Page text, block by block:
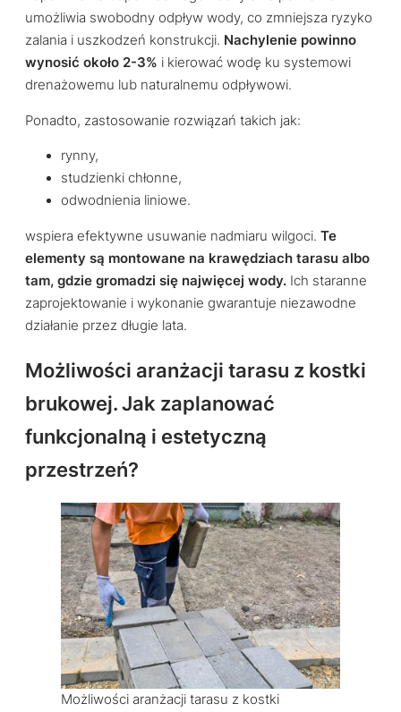
umożliwia swobodny odpływ wody, co zmniejsza ryzyko
zalania i uszkodzeń konstrukcji. Nachylenie powinno
wynosić około 2-3% i kierować wodę ku systemowi
drenażowemu lub naturalnemu odpływowi.
Ponadto, zastosowanie rozwiązań takich jak:
rynny,
studzienki chłonne,
odwodnienia liniowe.
wspiera efektywne usuwanie nadmiaru wilgoci. Te
elementy są montowane na krawędziach tarasu albo
tam, gdzie gromadzi się najwięcej wody. Ich staranne
zaprojektowanie i wykonanie gwarantuje niezawodne
działanie przez długie lata.
Możliwości aranżacji tarasu z kostki
brukowej. Jak zaplanować
funkcjonalną i estetyczną
przestrzeń?
Możliwości aranżacji tarasu z kostki